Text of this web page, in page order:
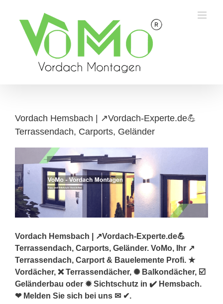
content
Vordach Hemsbach | ↗️Vordach-Experte.de💪
Terrassendach, Carports, Geländer
Vordach Hemsbach | ↗️Vordach-Experte.de💪
Terrassendach, Carports, Geländer. VoMo, Ihr ↗️
Terrassendach, Carport & Bauelemente Profi. ★
Vordächer, ❌ Terrassendächer, ✺ Balkondächer, ☑️
Geländerbau oder ✹ Sichtschutz in ✔️ Hemsbach.
❤ Melden Sie sich bei uns ✉ ✔.